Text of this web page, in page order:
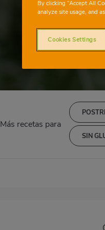
Más recetas para
SIN
By clicking “Accept All
analyze site usage, and
Cookies Settings